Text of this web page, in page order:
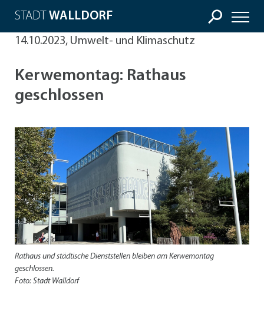
STADT WALLDORF
14.10.2023, Umwelt- und Klimaschutz
Kerwemontag: Rathaus
geschlossen
Rathaus und städtische Dienststellen bleiben am Kerwemontag
geschlossen.
Foto: Stadt Walldorf